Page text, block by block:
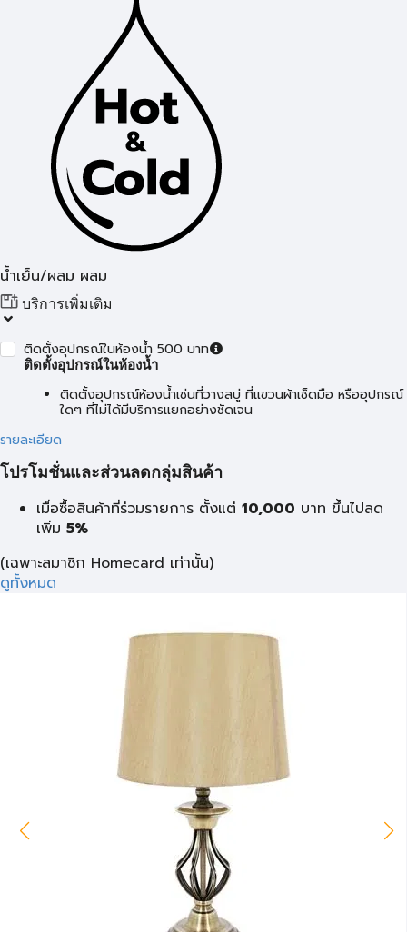
น้ำเย็น/ผสม ผสม
บริการเพิ่มเติม
ติดตั้งอุปกรณ์ในห้องน้ำ 500 บาท
ติดตั้งอุปกรณ์ในห้องน้ำ
ติดตั้งอุปกรณ์ห้องน้ำเช่นที่วางสบู่ ที่แขวนผ้าเช็ดมือ หรืออุปกรณ์
ใดๆ ที่ไม่ได้มีบริการแยกอย่างชัดเจน
รายละเอียด
โปรโมชั่นและส่วนลดกลุ่มสินค้า
เมื่อซื้อสินค้าที่ร่วมรายการ ตั้งแต่ 10,000 บาท ขึ้นไปลด
เพิ่ม 5%
(เฉพาะสมาชิก Homecard เท่านั้น)
ดูทั้งหมด